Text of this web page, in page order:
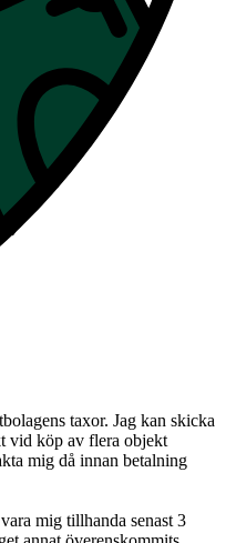
taxor. Jag kan skicka
vid köp av flera objekt
mig då innan betalning
mig tillhanda senast 3